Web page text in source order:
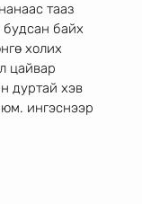
тааз
будсан байх
холих
цайвар
дуртай хэв
ингэснээр